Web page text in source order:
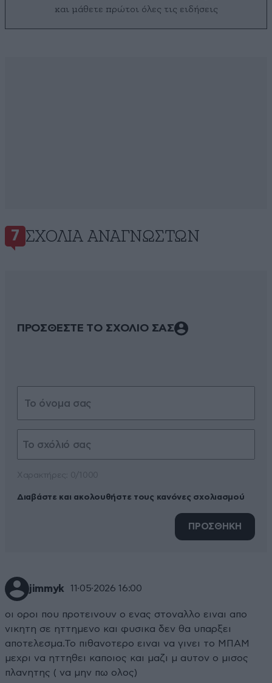
και μάθετε πρώτοι όλες τις ειδήσεις
7 ΣΧΌΛΙΑ ΑΝΑΓΝΩΣΤΏΝ
ΠΡΟΣΘΕΣΤΕ ΤΟ ΣΧΟΛΙΟ ΣΑΣ
Διαβάστε και ακολουθήστε τους κανόνες σχολιασμού
ΠΡΟΣΘΗΚΗ
jimmyk 11·05·2026 16:00
οι οροι που προτεινουν ο ενας στοναλλο ειναι απο
νικητη σε ηττημενο και φυσικα δεν θα υπαρξει
αποτελεσμα.Το πιθανοτερο ειναι να γινει το ΜΠΑΜ
μεχρι να ηττηθει καποιος και μαζι μ αυτον ο μισος
πλανητης ( να μην πω ολος)